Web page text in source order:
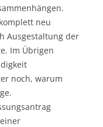
neu
Ausgestaltung der
Im Übrigen
noch, warum